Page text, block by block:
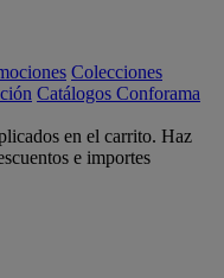
Colecciones
Catálogos Conforama
en el carrito. Haz
e importes